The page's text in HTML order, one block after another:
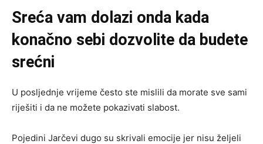
Sreća vam dolazi onda kada
konačno sebi dozvolite da budete
srećni
U posljednje vrijeme često ste mislili da morate sve sami
riješiti i da ne možete pokazivati slabost.
Pojedini Jarčevi dugo su skrivali emocije jer nisu željeli